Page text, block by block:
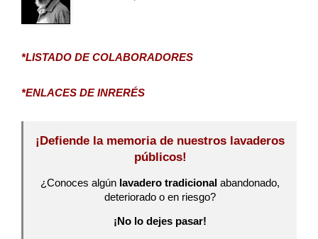
*LISTADO DE COLABORADORES
*ENLACES DE INRERÉS
¡Defiende la memoria de nuestros lavaderos
públicos!
¿Conoces algún lavadero tradicional abandonado,
deteriorado o en riesgo?
¡No lo dejes pasar!